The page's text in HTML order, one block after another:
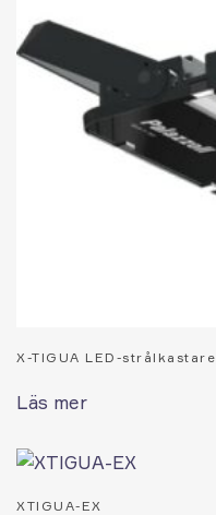
X-TIGUA LED-strålkastare
Läs mer
XTIGUA-EX